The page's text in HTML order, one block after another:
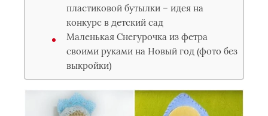
пластиковой бутылки – идея на
конкурс в детский сад
Маленькая Снегурочка из фетра
своими руками на Новый год (фото без
выкройки)